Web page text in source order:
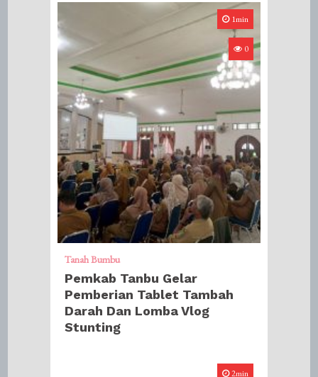
1min
0
Tanah Bumbu
Pemkab Tanbu Gelar
Pemberian Tablet Tambah
Darah Dan Lomba Vlog
Stunting
2min